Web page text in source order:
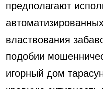
предполагают
властвования
подобии
игорный дом